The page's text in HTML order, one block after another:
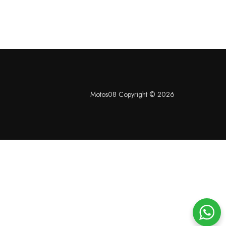
Motos08 Copyright © 2026